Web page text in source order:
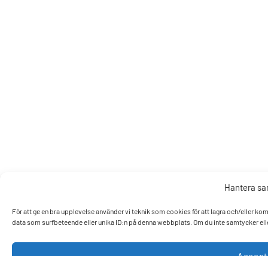
Hantera
För att ge en bra upplevelse använder vi teknik som cookies för att lagra och/eller
data som surfbeteende eller unika ID:n på denna webbplats. Om du inte samtycker